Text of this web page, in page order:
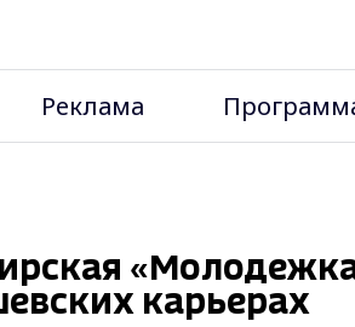
Реклама
карьерах